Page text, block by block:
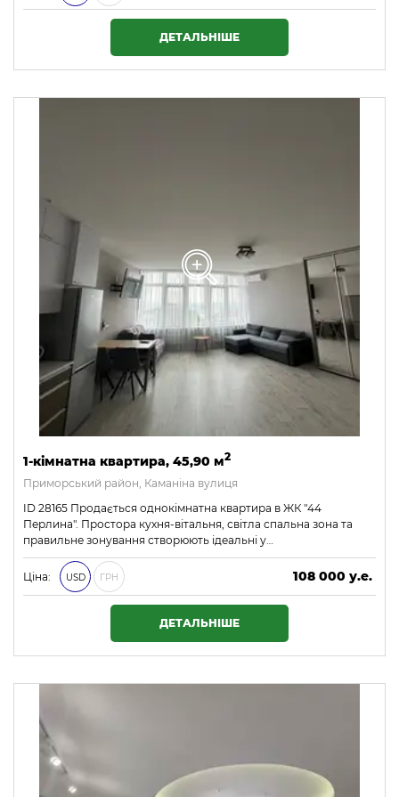
5 590 000 ₴
ДЕТАЛЬНІШЕ
1-кімнатна квартира, 45,90 м2
Приморський район, Каманіна вулиця
ID 28165 Продається однокімнатна квартира в ЖК "44
Перлина". Простора кухня-вітальня, світла спальна зона та
правильне зонування створюють ідеальні у…
Ціна: USD ГРН
108 000 у.е.
4 644 000 ₴
ДЕТАЛЬНІШЕ